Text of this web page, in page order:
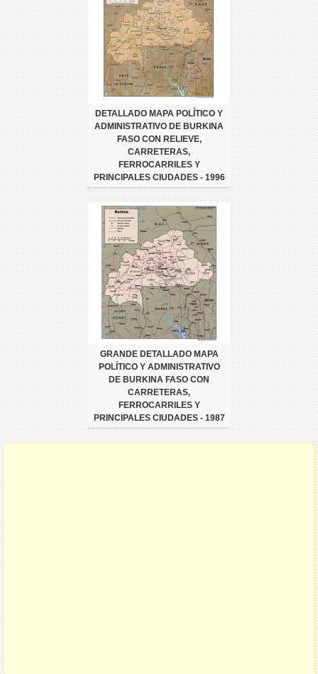
DETALLADO MAPA POLÍTICO Y
ADMINISTRATIVO DE BURKINA
FASO CON RELIEVE,
CARRETERAS,
FERROCARRILES Y
PRINCIPALES CIUDADES - 1996
GRANDE DETALLADO MAPA
POLÍTICO Y ADMINISTRATIVO
DE BURKINA FASO CON
CARRETERAS,
FERROCARRILES Y
PRINCIPALES CIUDADES - 1987